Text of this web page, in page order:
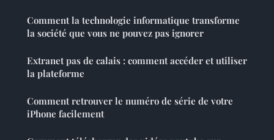
Comment la technologie informatique transforme
la société que vous ne pouvez pas ignorer
Extranet pas de calais : comment accéder et utiliser
la plateforme
Comment retrouver le numéro de série de votre
iPhone facilement